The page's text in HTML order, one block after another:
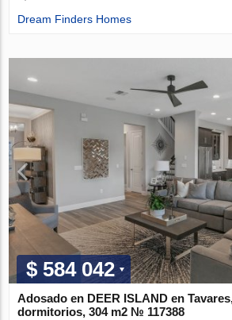
Dream Finders Homes
$ 584 042
Adosado en DEER ISLAND en
dormitorios, 304 m2 № 117388